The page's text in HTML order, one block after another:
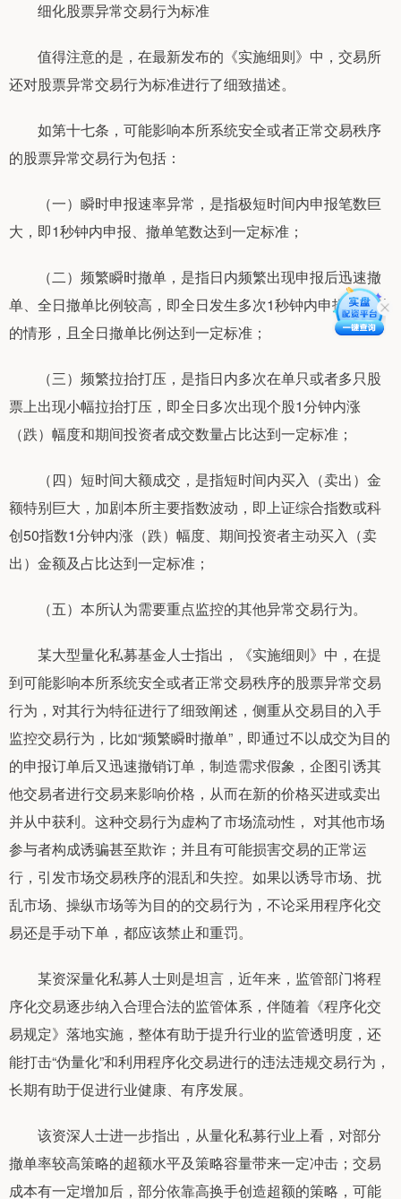
细化股票异常交易行为标准
值得注意的是，在最新发布的《实施细则》中，交易所
还对股票异常交易行为标准进行了细致描述。
如第十七条，可能影响本所系统安全或者正常交易秩序
的股票异常交易行为包括：
（一）瞬时申报速率异常，是指极短时间内申报笔数巨
大，即1秒钟内申报、撤单笔数达到一定标准；
（二）频繁瞬时撤单，是指日内频繁出现申报后迅速撤
单、全日撤单比例较高，即全日发生多次1秒钟内申报又撤单
的情形，且全日撤单比例达到一定标准；
（三）频繁拉抬打压，是指日内多次在单只或者多只股
票上出现小幅拉抬打压，即全日多次出现个股1分钟内涨
（跌）幅度和期间投资者成交数量占比达到一定标准；
（四）短时间大额成交，是指短时间内买入（卖出）金
额特别巨大，加剧本所主要指数波动，即上证综合指数或科
创50指数1分钟内涨（跌）幅度、期间投资者主动买入（卖
出）金额及占比达到一定标准；
（五）本所认为需要重点监控的其他异常交易行为。
某大型量化私募基金人士指出，《实施细则》中，在提
到可能影响本所系统安全或者正常交易秩序的股票异常交易
行为，对其行为特征进行了细致阐述，侧重从交易目的入手
监控交易行为，比如“频繁瞬时撤单”，即通过不以成交为目的
的申报订单后又迅速撤销订单，制造需求假象，企图引诱其
他交易者进行交易来影响价格，从而在新的价格买进或卖出
并从中获利。这种交易行为虚构了市场流动性， 对其他市场
参与者构成诱骗甚至欺诈；并且有可能损害交易的正常运
行，引发市场交易秩序的混乱和失控。如果以诱导市场、扰
乱市场、操纵市场等为目的的交易行为，不论采用程序化交
易还是手动下单，都应该禁止和重罚。
某资深量化私募人士则是坦言，近年来，监管部门将程
序化交易逐步纳入合理合法的监管体系，伴随着《程序化交
易规定》落地实施，整体有助于提升行业的监管透明度，还
能打击“伪量化”和利用程序化交易进行的违法违规交易行为，
长期有助于促进行业健康、有序发展。
该资深人士进一步指出，从量化私募行业上看，对部分
撤单率较高策略的超额水平及策略容量带来一定冲击；交易
成本有一定增加后，部分依靠高换手创造超额的策略，可能